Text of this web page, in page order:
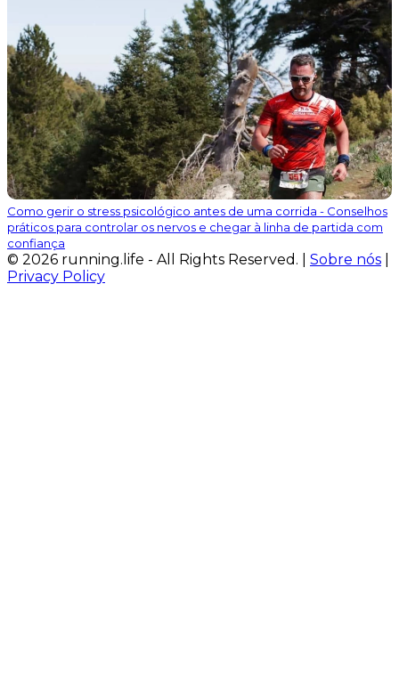
Como gerir o stress psicológico antes de uma corrida - Conselhos
práticos para controlar os nervos e chegar à linha de partida com
confiança
© 2026 running.life - All Rights Reserved. | Sobre nós
Privacy Policy